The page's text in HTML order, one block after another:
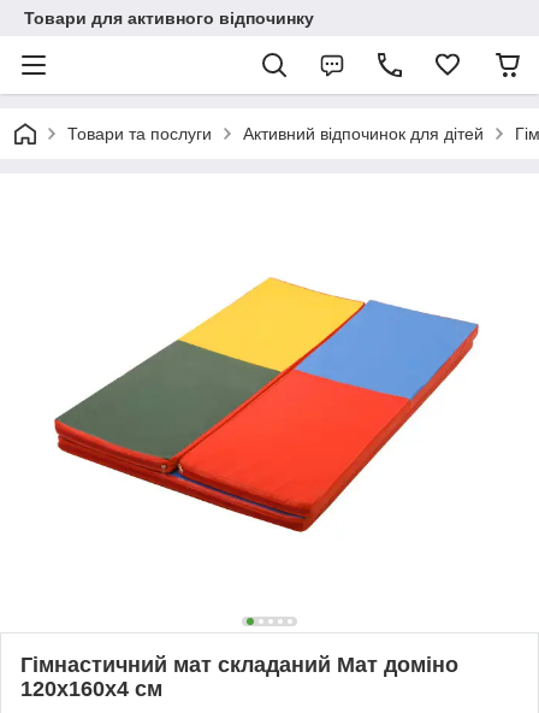
Товари для активного відпочинку
Товари та послуги Активний відпочинок для дітей
Гімнастичний мат складаний Мат доміно
120х160x4 см